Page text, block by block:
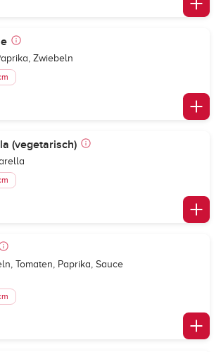
Zwiebeln
(vegetarisch)
Tomaten, Paprika, Sauce